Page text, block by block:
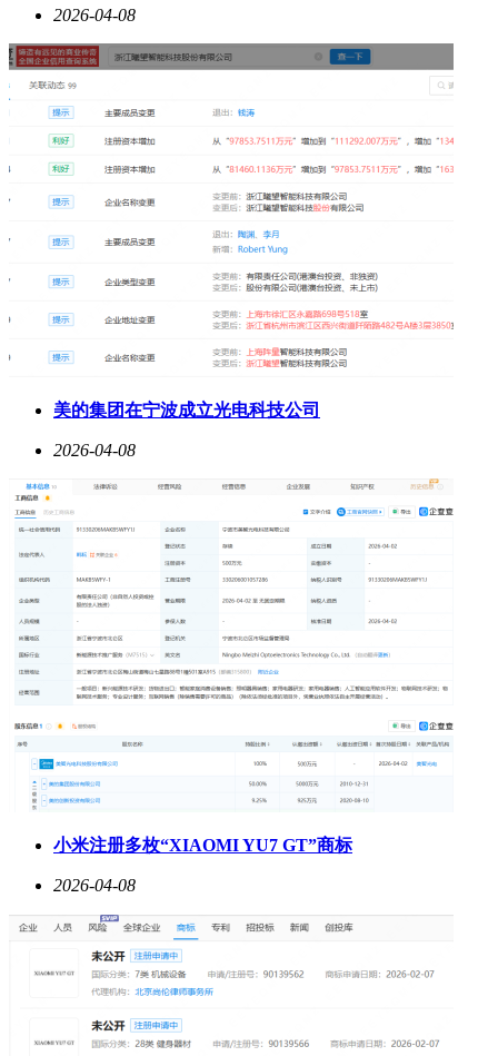
2026-04-08
美的集团在宁波成立光电科技公司
2026-04-08
小米注册多枚“XIAOMI YU7 GT”商标
2026-04-08